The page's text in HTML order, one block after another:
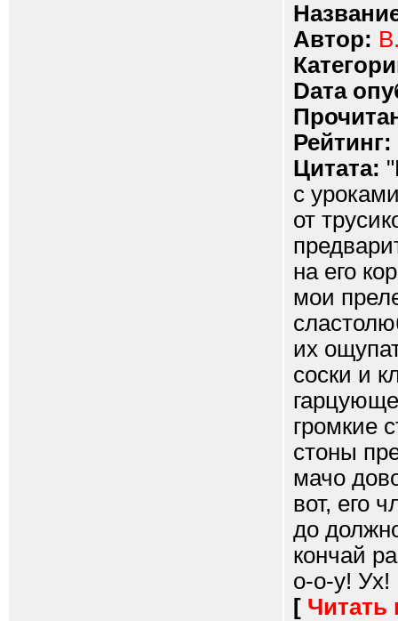
Автор:
Dата
Рейтинг:
Цитата:
с
от
на его
мои
их
соски и
громкие
стоны
мачо
вот, его
до
кончай
о-о-у! Ух!
[ Читать